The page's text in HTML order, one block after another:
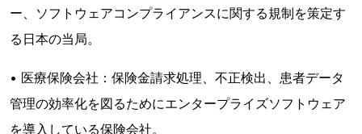
ー、ソフトウェアコンプライアンスに関する規制を策定す
る日本の当局。
• 医療保険会社：保険金請求処理、不正検出、患者データ
管理の効率化を図るためにエンタープライズソフトウェア
を導入している保険会社。